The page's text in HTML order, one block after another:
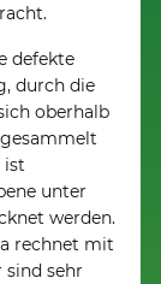
defekte
durch die
oberhalb
ist
unter
werden.
rechnet mit
sind sehr